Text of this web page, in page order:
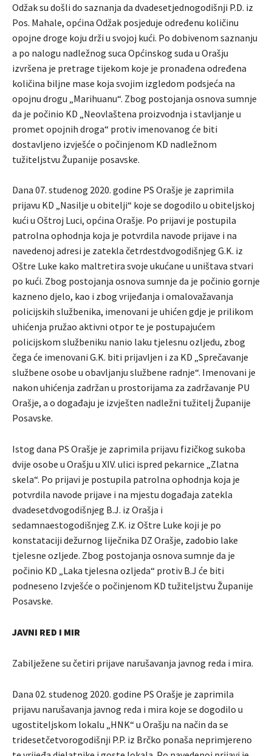
Odžak su došli do saznanja da dvadesetjednogodišnji P.D. iz
Pos. Mahale, općina Odžak posjeduje određenu količinu
opojne droge koju drži u svojoj kući. Po dobivenom saznanju
a po nalogu nadležnog suca Općinskog suda u Orašju
izvršena je pretrage tijekom koje je pronađena određena
količina biljne mase koja svojim izgledom podsjeća na
opojnu drogu „Marihuanu“. Zbog postojanja osnova sumnje
da je počinio KD „Neovlaštena proizvodnja i stavljanje u
promet opojnih droga“ protiv imenovanog će biti
dostavljeno izvješće o počinjenom KD nadležnom
tužiteljstvu Županije posavske.
Dana 07. studenog 2020. godine PS Orašje je zaprimila
prijavu KD „Nasilje u obitelji“ koje se dogodilo u obiteljskoj
kući u Oštroj Luci, općina Orašje. Po prijavi je postupila
patrolna ophodnja koja je potvrdila navode prijave i na
navedenoj adresi je zatekla četrdestdvogodišnjeg G.K. iz
Oštre Luke kako maltretira svoje ukućane u uništava stvari
po kući. Zbog postojanja osnova sumnje da je počinio gornje
kazneno djelo, kao i zbog vrijeđanja i omalovažavanja
policijskih službenika, imenovani je uhićen gdje je prilikom
uhićenja pružao aktivni otpor te je postupajućem
policijskom službeniku nanio laku tjelesnu ozljedu, zbog
čega će imenovani G.K. biti prijavljen i za KD „Sprečavanje
službene osobe u obavljanju službene radnje“. Imenovani je
nakon uhićenja zadržan u prostorijama za zadržavanje PU
Orašje, a o događaju je izvješten nadležni tužitelj Županije
Posavske.
Istog dana PS Orašje je zaprimila prijavu fizičkog sukoba
dvije osobe u Orašju u XIV. ulici ispred pekarnice „Zlatna
skela“. Po prijavi je postupila patrolna ophodnja koja je
potvrdila navode prijave i na mjestu događaja zatekla
dvadesetdvogodišnjeg B.J. iz Orašja i
sedamnaestogodišnjeg Z.K. iz Oštre Luke koji je po
konstataciji dežurnog liječnika DZ Orašje, zadobio lake
tjelesne ozljede. Zbog postojanja osnova sumnje da je
počinio KD „Laka tjelesna ozljeda“ protiv B.J će biti
podneseno Izvješće o počinjenom KD tužiteljstvu Županije
Posavske.
JAVNI RED I MIR
Zabilježene su četiri prijave narušavanja javnog reda i mira.
Dana 02. studenog 2020. godine PS Orašje je zaprimila
prijavu narušavanja javnog reda i mira koje se dogodilo u
ugostiteljskom lokalu „HNK“ u Orašju na način da se
tridesetčetvorogodišnji P.P. iz Brčko ponaša neprimjereno